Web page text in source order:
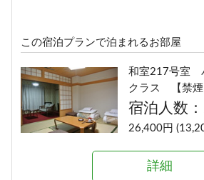
この宿泊プランで泊まれるお部屋
和室217号室
クラス 【禁煙
宿泊人数
26,400円
詳細